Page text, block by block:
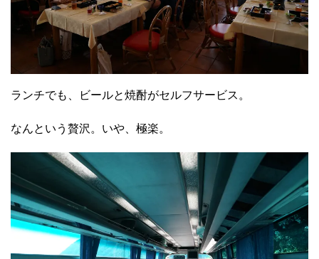
ランチでも、ビールと焼酎がセルフサービス。
なんという贅沢。いや、極楽。